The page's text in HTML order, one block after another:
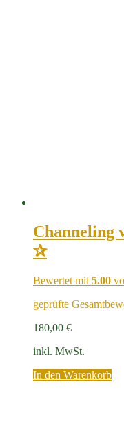
Channeling
✰
Bewertet mit 5.00
geprüfte
180,00 €
inkl. MwSt.
In den Warenkorb